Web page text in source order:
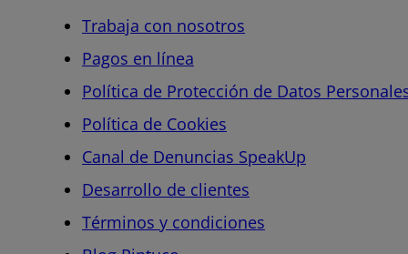
Trabaja con nosotros
Pagos en línea
Política de Protección de Datos
Política de Cookies
Canal de Denuncias SpeakUp
Desarrollo de clientes
Términos y condiciones